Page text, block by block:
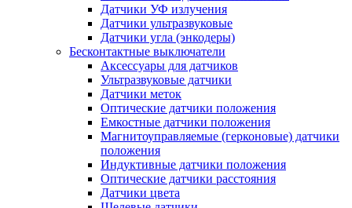
Датчики УФ излучения
Датчики ультразвуковые
Датчики угла (энкодеры)
Бесконтактные выключатели
Аксессуары для датчиков
Ультразвуковые датчики
Датчики меток
Оптические датчики положения
Емкостные датчики положения
Магнитоуправляемые (герконовые) датчики
положения
Индуктивные датчики положения
Оптические датчики расстояния
Датчики цвета